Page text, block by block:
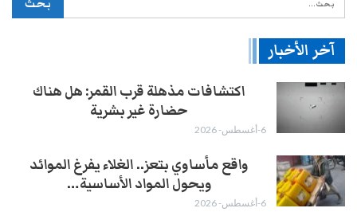
آخر الأخبار
اكتشافات مذهلة قرب القمر: هل هناك
حضارة غير بشرية
6-أغسطس- 2026
واقع مأساوي بتعز.. الغلاء يفرغ الموائد
ويحول المواد الأساسية…
6-أغسطس- 2026